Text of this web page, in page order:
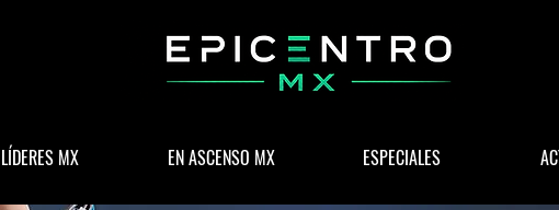
LÍDERES MX EN ASCENSO MX ESPECIALES